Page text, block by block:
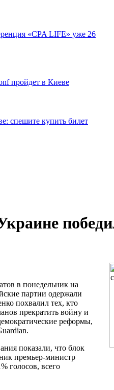
«CPA LIFE» уже 26
пройдет в Киеве
спешите купить билет
в понедельник на
партии одержали
похвалил тех, кто
прекратить войну и
реформы,
показали, что блок
премьер-министр
голосов, всего